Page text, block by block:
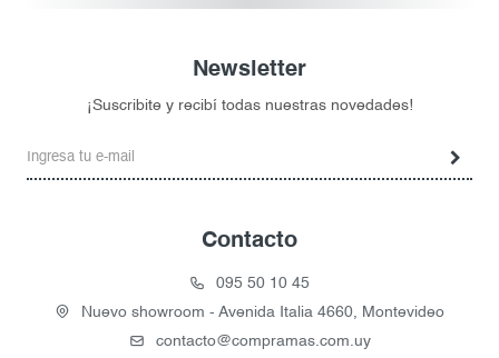
Contacto
095 50 10 45
Nuevo showroom - Avenida Italia 4660, Montevideo
contacto@compramas.com.uy
Newsletter
¡Suscribite y recibí todas nuestras novedades!